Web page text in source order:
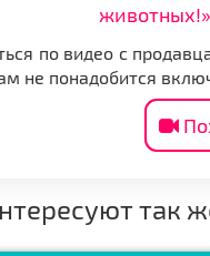
по видео с
не понадобится
так